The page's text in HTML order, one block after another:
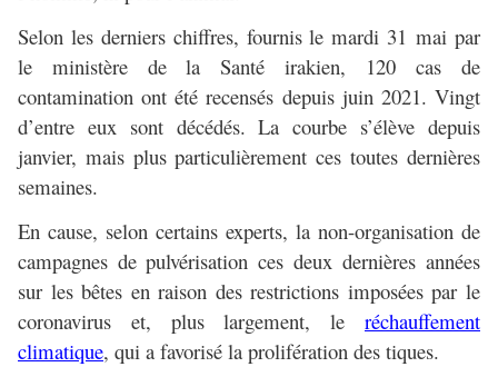
Selon les derniers chiffres, fournis le mardi 31 mai par
le ministère de la Santé irakien, 120 cas de
contamination ont été recensés depuis juin 2021. Vingt
d’entre eux sont décédés. La courbe s’élève depuis
janvier, mais plus particulièrement ces toutes dernières
semaines.
En cause, selon certains experts, la non-organisation de
campagnes de pulvérisation ces deux dernières années
sur les bêtes en raison des restrictions imposées par le
coronavirus et, plus largement, le réchauffement
climatique, qui a favorisé la prolifération des tiques.